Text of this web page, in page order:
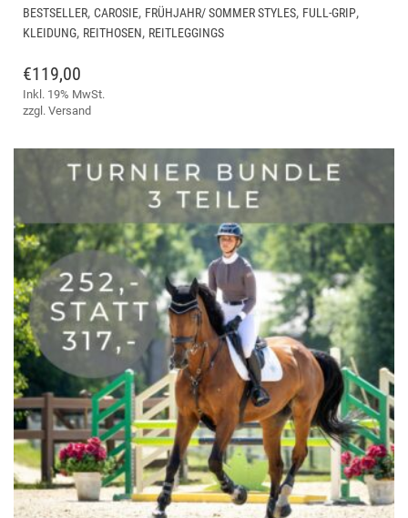
BESTSELLER, CAROSIE, FRÜHJAHR/ SOMMER STYLES, FULL-GRIP,
KLEIDUNG, REITHOSEN, REITLEGGINGS
€119,00
Inkl. 19% MwSt.
zzgl. Versand